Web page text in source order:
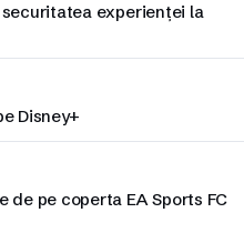
experienței la
Disney+
de pe coperta EA Sports FC